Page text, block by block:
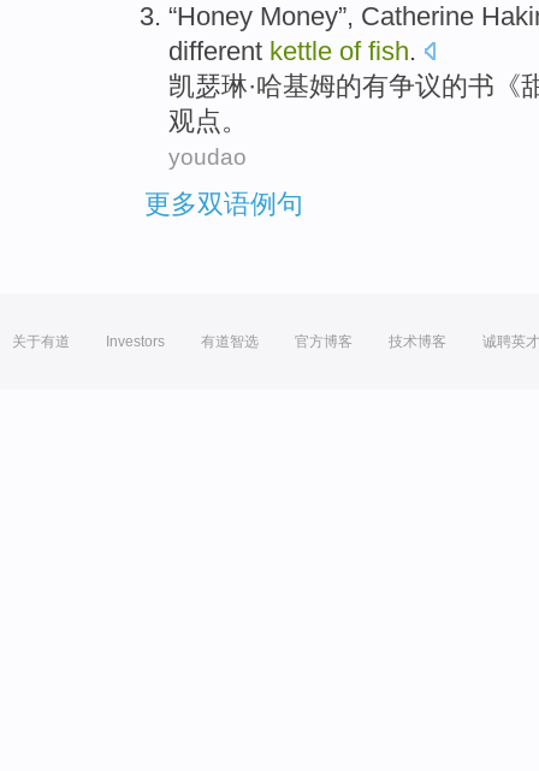
“Honey Money”, Catherine
different kettle of fish.
凯瑟琳·哈基姆的有争议的书《
观点。
youdao
更多双语例句
关于有道 Investors 有道智选 官方博客 技术博客 诚聘英才